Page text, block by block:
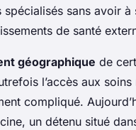
spécialisés sans avoir
de santé
géographique de
l’accès aux
compliqué.
un détenu situé